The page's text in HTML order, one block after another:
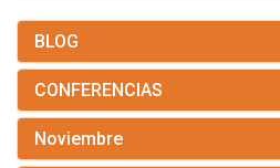
BLOG
CONFERENCIAS
Noviembre